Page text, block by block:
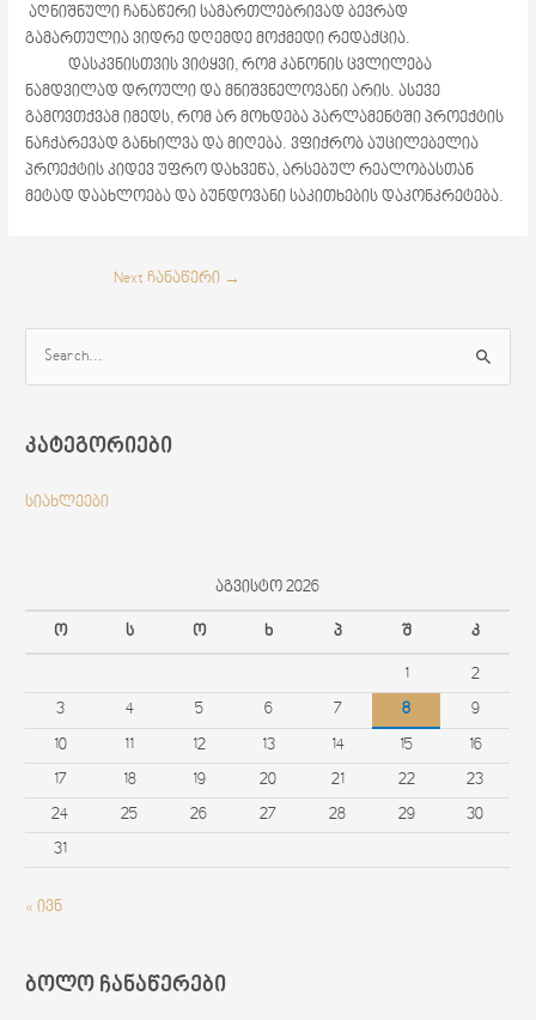
აღნიშნული ჩანაწერი სამართლებრივად ბევრად
გამართულია ვიდრე დღემდე მოქმედი რედაქცია.
დასკვნისთვის ვიტყვი, რომ კანონის ცვლილება
ნამდვილად დროული და მნიშვნელოვანი არის. ასევე
გამოვთქვამ იმედს, რომ არ მოხდება პარლამენტში პროექტის
ნაჩქარევად განხილვა და მიღება. ვფიქრობ აუცილებელია
პროექტის კიდევ უფრო დახვეწა, არსებულ რეალობასთან
მეტად დაახლოება და ბუნდოვანი საკითხების დაკონკრეტება.
Next ჩანაწერი →
c
:
კატეგორიები
სიახლეები
აგვისტო 2026
ო ს ო ხ პ შ კ
1 2
3 4 5 6 7 8 9
10 11 12 13 14 15 16
17 18 19 20 21 22 23
24 25 26 27 28 29 30
31
« ივნ
ბოლო ჩანაწერები